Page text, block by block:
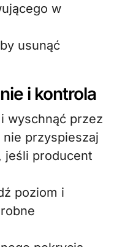
w
usunąć
i kontrola
wyschnąć przez
przyspieszaj
jeśli producent
poziom i